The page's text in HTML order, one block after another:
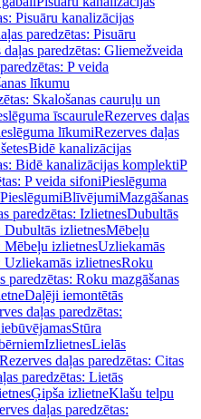
Pisuāru kanalizācijas
paredzētas: Pisuāru
daļas paredzētas: Gliemežveida
P veida
līkumu
Skalošanas cauruļu un
īscauruleRezerves daļas
līkumiRezerves daļas
Bidē kanalizācijas
Bidē kanalizācijas komplektiP
P veida sifoniPieslēguma
PieslēgumiBlīvējumiMazgāšanas
paredzētas: IzlietnesDubultās
Dubultās izlietnesMēbeļu
Mēbeļu izlietnesUzliekamās
Uzliekamās izlietnesRoku
paredzētas: Roku mazgāšanas
Daļēji iemontētās
daļas paredzētas:
Stūra
IzlietnesLielās
Rezerves daļas paredzētas: Citas
paredzētas: Lietās
Ģipša izlietneKlašu telpu
daļas paredzētas: